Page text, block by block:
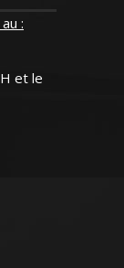
se
et à
estde
à
encadrer
leur
:
et le